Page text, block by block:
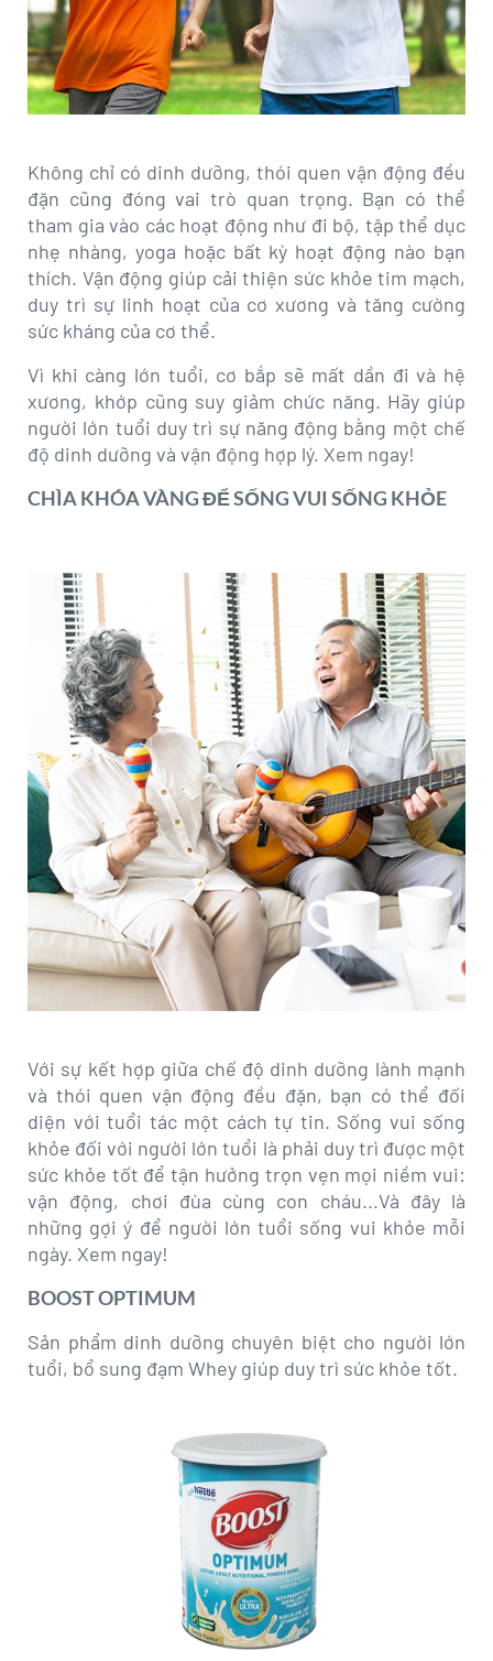
Không chỉ có dinh dưỡng, thói quen vận động đều
đặn cũng đóng vai trò quan trọng. Bạn có thể
tham gia vào các hoạt động như đi bộ, tập thể dục
nhẹ nhàng, yoga hoặc bất kỳ hoạt động nào bạn
thích. Vận động giúp cải thiện sức khỏe tim mạch,
duy trì sự linh hoạt của cơ xương và tăng cường
sức kháng của cơ thể.
Vì khi càng lớn tuổi, cơ bắp sẽ mất dần đi và hệ
xương, khớp cũng suy giảm chức năng. Hãy giúp
người lớn tuổi duy trì sự năng động bằng một chế
độ dinh dưỡng và vận động hợp lý. Xem ngay!
CHÌA KHÓA VÀNG ĐỂ SỐNG VUI SỐNG KHỎE
Với sự kết hợp giữa chế độ dinh dưỡng lành mạnh
và thói quen vận động đều đặn, bạn có thể đối
diện với tuổi tác một cách tự tin. Sống vui sống
khỏe đối với người lớn tuổi là phải duy trì được một
sức khỏe tốt để tận hưởng trọn vẹn mọi niềm vui:
vận động, chơi đùa cùng con cháu...Và đây là
những gợi ý để người lớn tuổi sống vui khỏe mỗi
ngày. Xem ngay!
BOOST OPTIMUM
Sản phẩm dinh dưỡng chuyên biệt cho người lớn
tuổi, bổ sung đạm Whey giúp duy trì sức khỏe tốt.